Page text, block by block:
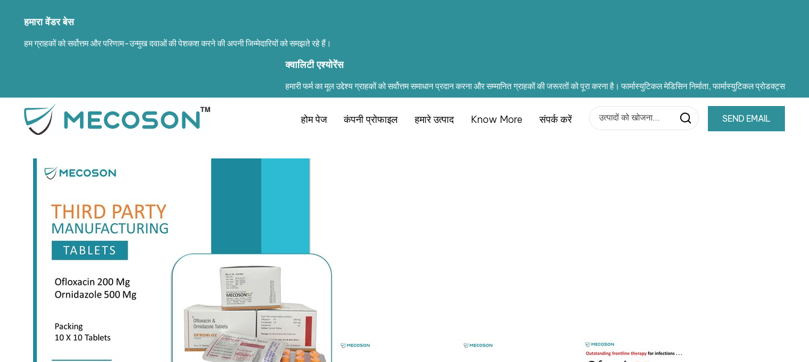
हमारा वेंडर बेस
हम ग्राहकों को सर्वोत्तम और परिणाम-उन्मुख दवाओं की पेशकश करने की अपनी जिम्मेदारियों को समझते रहे हैं।
क्वालिटी एश्योरेंस
हमारी फर्म का मूल उद्देश्य ग्राहकों को सर्वोत्तम समाधान प्रदान करना और सम्मानित ग्राहकों की जरूरतों को पूरा करना है। फार्मास्युटिकल मेडिसिन निर्माता, फार्मास्युटिकल प्रोडक्ट्स
होम पेज कंपनी प्रोफाइल हमारे उत्पाद Know More संपर्क करें SEND EMAIL